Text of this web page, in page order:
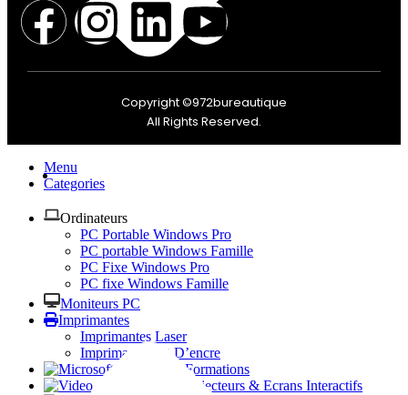
Mentions légales
Copyright ©972bureautique
All Rights Reserved.
Menu
Categories
Ordinateurs
PC Portable Windows Pro
PC portable Windows Famille
PC Fixe Windows Pro
PC fixe Windows Famille
Moniteurs PC
Imprimantes
Imprimantes Laser
Imprimantes Jet D’encre
Logiciels & Formations
Vidéoprojecteurs & Ecrans Interactifs